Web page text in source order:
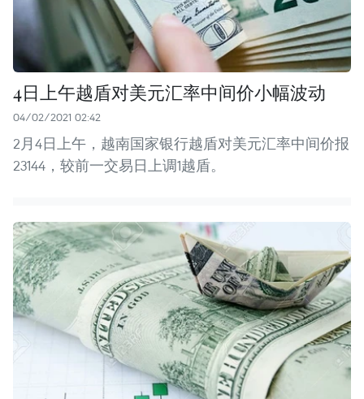
4日上午越盾对美元汇率中间价小幅波动
04/02/2021 02:42
2月4日上午，越南国家银行越盾对美元汇率中间价报
23144，较前一交易日上调1越盾。